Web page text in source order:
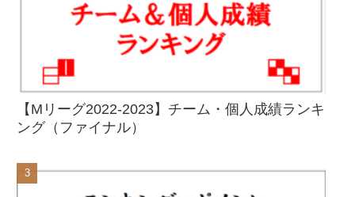
【Mリーグ2022-2023】チーム・個人成績ランキ
ング（ファイナル）